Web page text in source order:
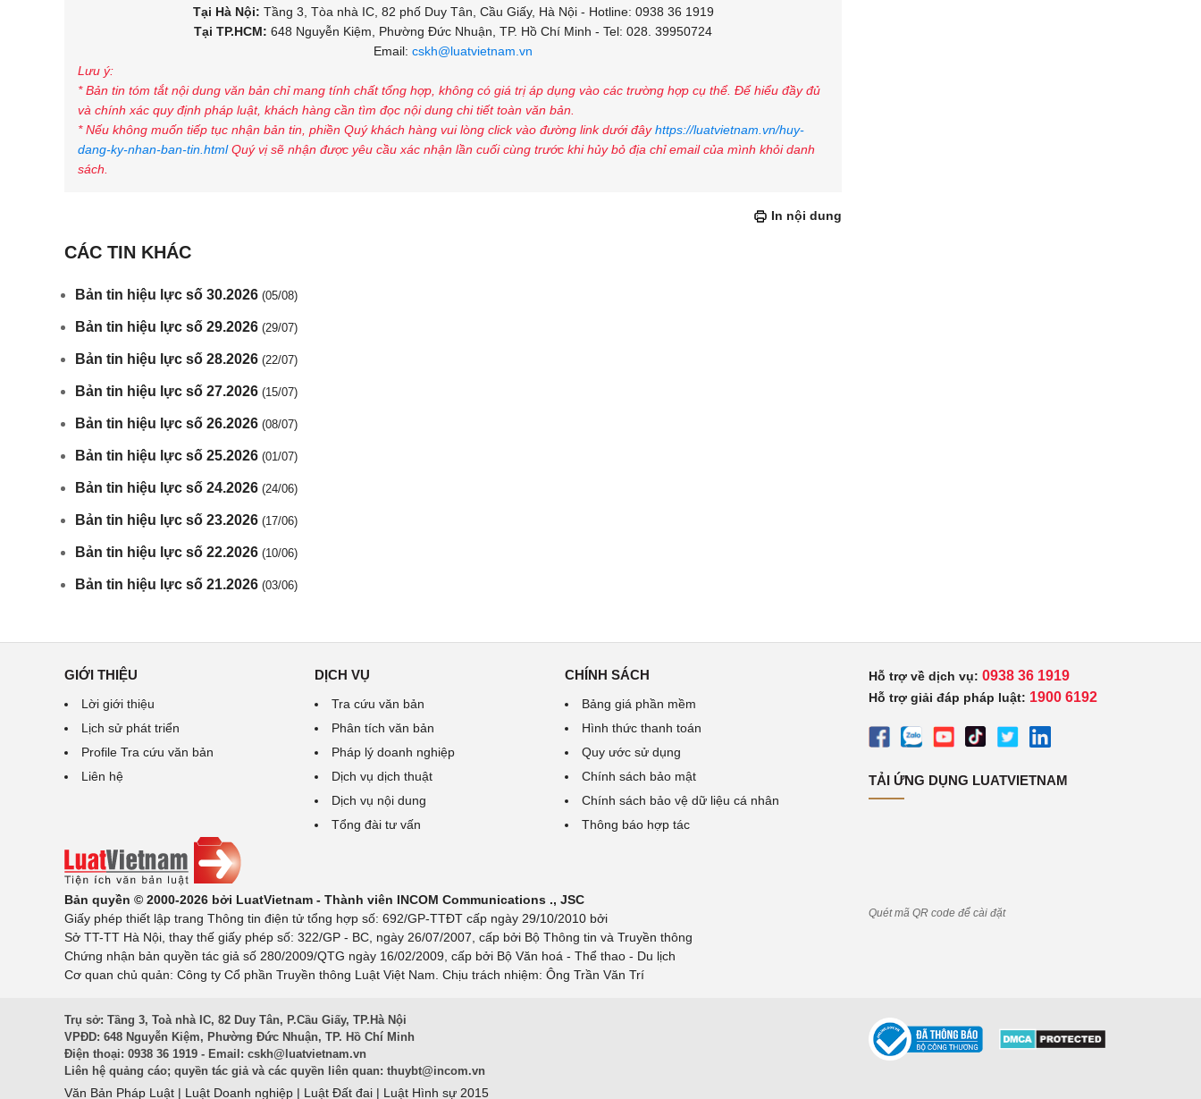
Tại Hà Nội: Tầng 3, Tòa nhà IC, 82 phố Duy Tân, Cầu Giấy, Hà Nội - Hotline: 0938 36 1919
Tại TP.HCM: 648 Nguyễn Kiệm, Phường Đức Nhuận, TP. Hồ Chí Minh - Tel: 028. 39950724
Email: cskh@luatvietnam.vn
Lưu ý:
* Bản tin tóm tắt nội dung văn bản chỉ mang tính chất tổng hợp, không có giá trị áp dụng vào các trường hợp cụ thể. Để hiểu đầy đủ
và chính xác quy định pháp luật, khách hàng cần tìm đọc nội dung chi tiết toàn văn bản.
* Nếu không muốn tiếp tục nhận bản tin, phiền Quý khách hàng vui lòng click vào đường link dưới đâyhttps://luatvietnam.vn/huy-
dang-ky-nhan-ban-tin.htmlQuý vị sẽ nhận được yêu cầu xác nhận lần cuối cùng trước khi hủy bỏ địa chỉ email của mình khỏi danh
sách.
In nội dung
CÁC TIN KHÁC
Bản tin hiệu lực số 30.2026 (05/08)
Bản tin hiệu lực số 29.2026 (29/07)
Bản tin hiệu lực số 28.2026 (22/07)
Bản tin hiệu lực số 27.2026 (15/07)
Bản tin hiệu lực số 26.2026 (08/07)
Bản tin hiệu lực số 25.2026 (01/07)
Bản tin hiệu lực số 24.2026 (24/06)
Bản tin hiệu lực số 23.2026 (17/06)
Bản tin hiệu lực số 22.2026 (10/06)
Bản tin hiệu lực số 21.2026 (03/06)
GIỚI THIỆU
Lời giới thiệu
Lịch sử phát triển
Profile Tra cứu văn bản
Liên hệ
DỊCH VỤ
Tra cứu văn bản
Phân tích văn bản
Pháp lý doanh nghiệp
Dịch vụ dịch thuật
Dịch vụ nội dung
Tổng đài tư vấn
CHÍNH SÁCH
Bảng giá phần mềm
Hình thức thanh toán
Quy ước sử dụng
Chính sách bảo mật
Chính sách bảo vệ dữ liệu cá nhân
Thông báo hợp tác
Bản quyền © 2000-2026 bởi LuatVietnam - Thành viên INCOM Communications ., JSC
Giấy phép thiết lập trang Thông tin điện tử tổng hợp số: 692/GP-TTĐT cấp ngày 29/10/2010 bởi
Sở TT-TT Hà Nội, thay thế giấy phép số: 322/GP - BC, ngày 26/07/2007, cấp bởi Bộ Thông tin và Truyền thông
Chứng nhận bản quyền tác giả số 280/2009/QTG ngày 16/02/2009, cấp bởi Bộ Văn hoá - Thể thao - Du lịch
Cơ quan chủ quản: Công ty Cổ phần Truyền thông Luật Việt Nam. Chịu trách nhiệm: Ông Trần Văn Trí
Hỗ trợ về dịch vụ: 0938 36 1919
Hỗ trợ giải đáp pháp luật: 1900 6192
TẢI ỨNG DỤNG LUATVIETNAM
Quét mã QR code để cài đặt
Trụ sở: Tầng 3, Toà nhà IC, 82 Duy Tân, P.Cầu Giấy, TP.Hà Nội
VPĐD: 648 Nguyễn Kiệm, Phường Đức Nhuận, TP. Hồ Chí Minh
Điện thoại: 0938 36 1919 - Email: cskh@luatvietnam.vn
Liên hệ quảng cáo; quyền tác giả và các quyền liên quan: thuybt@incom.vn
Văn Bản Pháp Luật | Luật Doanh nghiệp | Luật Đất đai | Luật Hình sự 2015